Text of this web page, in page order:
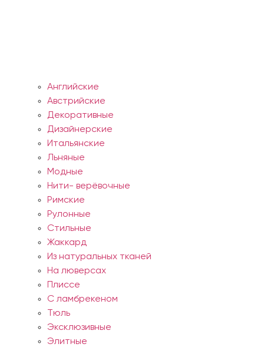
Английские
Австрийские
Декоративные
Дизайнерские
Итальянские
Льняные
Модные
Нити- верёвочные
Римские
Рулонные
Стильные
Жаккард
Из натуральных тканей
На люверсах
Плиссе
С ламбрекеном
Тюль
Эксклюзивные
Элитные